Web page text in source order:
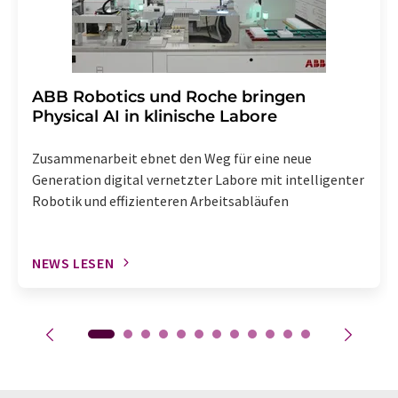
​​​​​​​ABB Robotics und Roche bringen
Physical AI in klinische Labore
Zusammenarbeit ebnet den Weg für eine neue
Generation digital vernetzter Labore mit intelligenter
Robotik und effizienteren Arbeitsabläufen
NEWS LESEN